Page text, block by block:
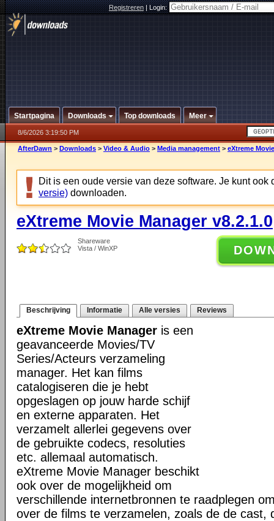
Registreren|Login:
Startpagina Downloads Top downloads Meer
8/6/2026 3:19:50 PM
AfterDawn > Downloads > Video & Audio > Media management > eXtreme
Dit is een oude versie van deze software. Je kunt ook
versie) downloaden.
eXtreme Movie Manager v8.2.1.0
Shareware
Vista / WinXP
Beschrijving Informatie Alle versies Reviews
eXtreme Movie Manager is een
geavanceerde Movies/TV
Series/Acteurs verzameling
manager. Het kan films
catalogiseren die je hebt
opgeslagen op jouw harde schijf
en externe apparaten. Het
verzamelt allerlei gegevens over
de gebruikte codecs, resoluties
etc. allemaal automatisch.
eXtreme Movie Manager beschikt
ook over de mogelijkheid om
verschillende internetbronnen te raadplegen
over de films te verzamelen, zoals de de cast,